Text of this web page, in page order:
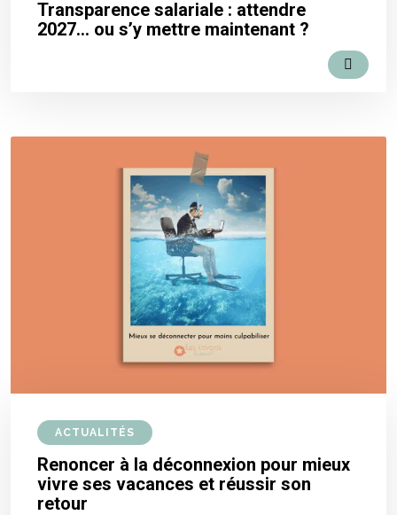
Transparence salariale : attendre
2027… ou s’y mettre maintenant ?
ACTUALITÉS
Renoncer à la déconnexion pour mieux
vivre ses vacances et réussir son
retour